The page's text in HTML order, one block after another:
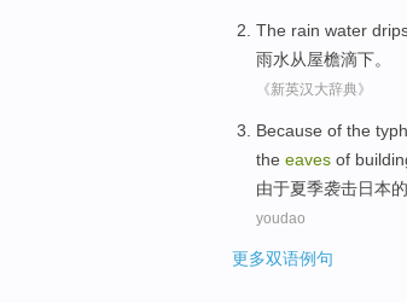
The rain water
雨水从屋檐滴下。
《新英汉大辞典》
Because of the
the eaves of
由于夏季袭击日本的
youdao
更多双语例句